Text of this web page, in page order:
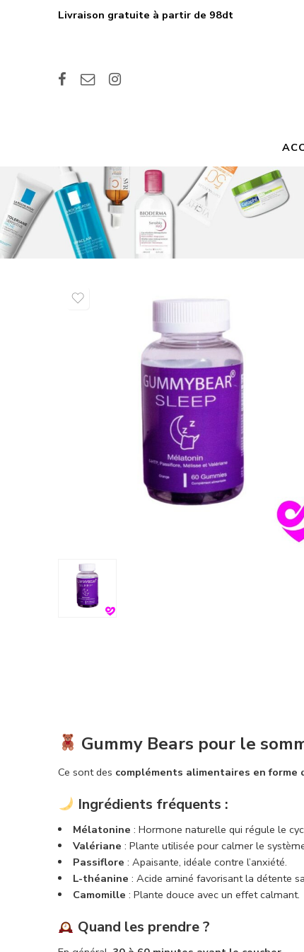
Livraison gratuite à partir de 98dt
Gummy Bears pour le
Ce sont des compléments alimentaires en forme
Ingrédients fréquents :
Mélatonine : Hormone naturelle qui régule le
Valériane : Plante utilisée pour calmer le
Passiflore : Apaisante, idéale contre l’anxiété.
L-théanine : Acide aminé favorisant la détente
Camomille : Plante douce avec un effet calmant.
Quand les prendre ?